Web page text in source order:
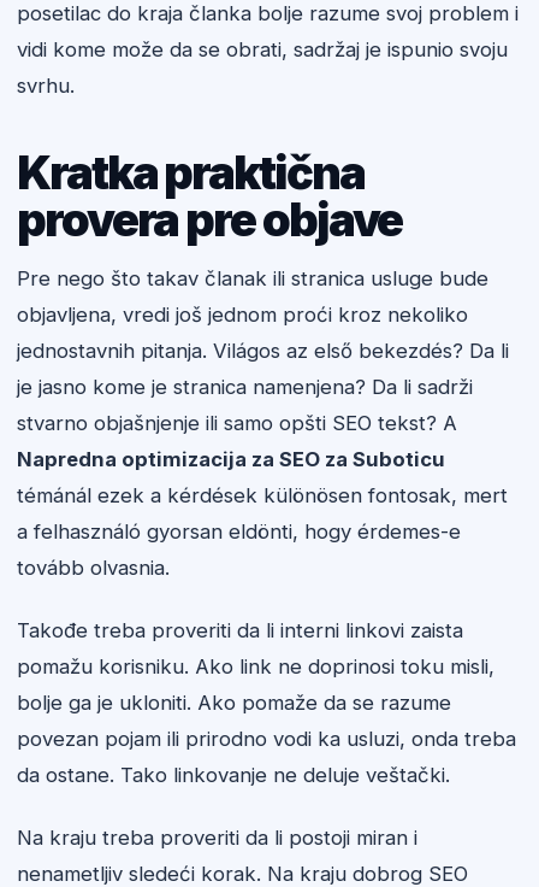
posetilac do kraja članka bolje razume svoj problem i
vidi kome može da se obrati, sadržaj je ispunio svoju
svrhu.
Kratka praktična
provera pre objave
Pre nego što takav članak ili stranica usluge bude
objavljena, vredi još jednom proći kroz nekoliko
jednostavnih pitanja. Világos az első bekezdés? Da li
je jasno kome je stranica namenjena? Da li sadrži
stvarno objašnjenje ili samo opšti SEO tekst? A
Napredna optimizacija za SEO za Suboticu
témánál ezek a kérdések különösen fontosak, mert
a felhasználó gyorsan eldönti, hogy érdemes-e
tovább olvasnia.
Takođe treba proveriti da li interni linkovi zaista
pomažu korisniku. Ako link ne doprinosi toku misli,
bolje ga je ukloniti. Ako pomaže da se razume
povezan pojam ili prirodno vodi ka usluzi, onda treba
da ostane. Tako linkovanje ne deluje veštački.
Na kraju treba proveriti da li postoji miran i
nenametljiv sledeći korak. Na kraju dobrog SEO